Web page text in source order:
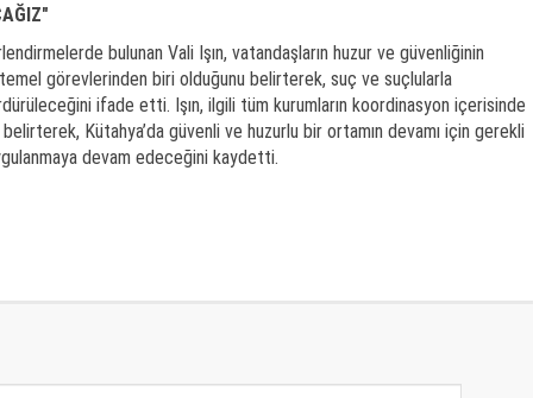
bulunan Vali Işın, vatandaşların huzur ve güvenliğinin
temel görevlerinden biri olduğunu belirterek, suç ve suçlularla
ifade etti. Işın, ilgili tüm kurumların koordinasyon içerisinde
belirterek, Kütahya’da güvenli ve huzurlu bir ortamın devamı için gerekli
devam edeceğini kaydetti.